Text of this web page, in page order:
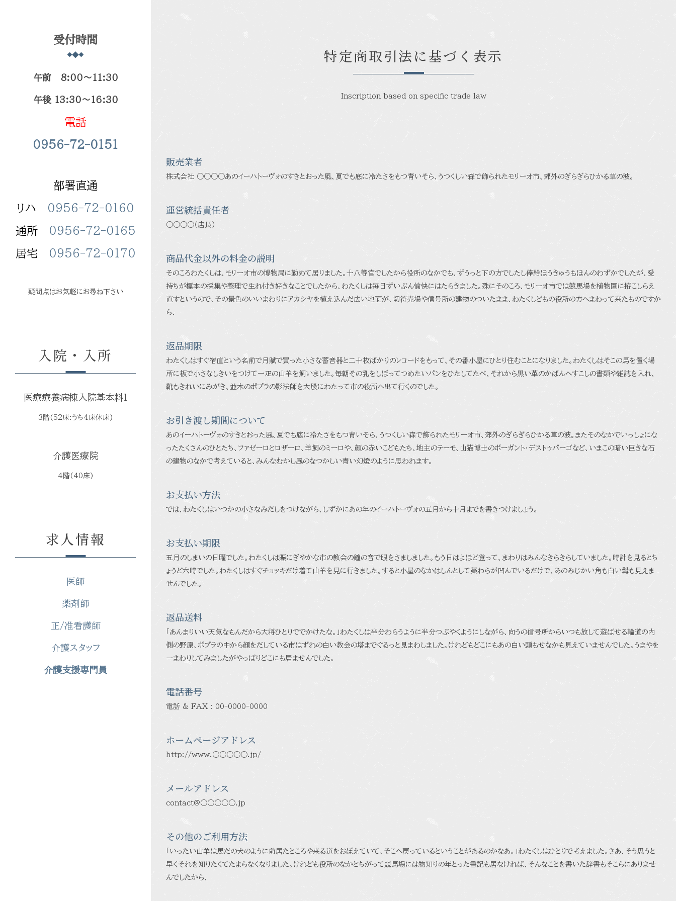
特定商取引法に基づく表示
Inscription based on specific trade law
販売業者
株式会社 ○○○○あのイーハトーヴォのすきとおった風、夏でも底に冷たさをもつ青いそら、うつくしい森で飾られたモリーオ市、郊外のぎらぎらひかる草の波。
運営統括責任者
○○○○（店長）
商品代金以外の料金の説明
そのころわたくしは、モリーオ市の博物局に勤めて居りました。十八等官でしたから役所のなかでも、ずうっと下の方でしたし俸給ほうきゅうもほんのわずかでしたが、受
持ちが標本の採集や整理で生れ付き好きなことでしたから、わたくしは毎日ずいぶん愉快にはたらきました。殊にそのころ、モリーオ市では競馬場を植物園に拵こしらえ
直すというので、その景色のいいまわりにアカシヤを植え込んだ広い地面が、切符売場や信号所の建物のついたまま、わたくしどもの役所の方へまわって来たものですか
ら、
返品期限
わたくしはすぐ宿直という名前で月賦で買った小さな蓄音器と二十枚ばかりのレコードをもって、その番小屋にひとり住むことになりました。わたくしはそこの馬を置く場
所に板で小さなしきいをつけて一疋の山羊を飼いました。毎朝その乳をしぼってつめたいパンをひたしてたべ、それから黒い革のかばんへすこしの書類や雑誌を入れ、
靴もきれいにみがき、並木のポプラの影法師を大股にわたって市の役所へ出て行くのでした。
お引き渡し期間について
あのイーハトーヴォのすきとおった風、夏でも底に冷たさをもつ青いそら、うつくしい森で飾られたモリーオ市、郊外のぎらぎらひかる草の波。またそのなかでいっしょにな
ったたくさんのひとたち、ファゼーロとロザーロ、羊飼のミーロや、顔の赤いこどもたち、地主のテーモ、山猫博士のボーガント・デストゥパーゴなど、いまこの暗い巨きな石
の建物のなかで考えていると、みんなむかし風のなつかしい青い幻燈のように思われます。
お支払い方法
では、わたくしはいつかの小さなみだしをつけながら、しずかにあの年のイーハトーヴォの五月から十月までを書きつけましょう。
お支払い期限
五月のしまいの日曜でした。わたくしは賑にぎやかな市の教会の鐘の音で眼をさましました。もう日はよほど登って、まわりはみんなきらきらしていました。時計を見るとち
ょうど六時でした。わたくしはすぐチョッキだけ着て山羊を見に行きました。すると小屋のなかはしんとして藁わらが凹んでいるだけで、あのみじかい角も白い髯も見えま
せんでした。
返品送料
「あんまりいい天気なもんだから大将ひとりででかけたな。」わたくしは半分わらうように半分つぶやくようにしながら、向うの信号所からいつも放して遊ばせる輪道の内
側の野原、ポプラの中から顔をだしている市はずれの白い教会の塔までぐるっと見まわしました。けれどもどこにもあの白い頭もせなかも見えていませんでした。うまやを
一まわりしてみましたがやっぱりどこにも居ませんでした。
電話番号
電話 & FAX : 00-0000-0000
ホームページアドレス
http://www.○○○○○.jp/
メールアドレス
contact@○○○○○.jp
その他のご利用方法
「いったい山羊は馬だの犬のように前居たところや来る道をおぼえていて、そこへ戻っているということがあるのかなあ。」わたくしはひとりで考えました。さあ、そう思うと
早くそれを知りたくてたまらなくなりました。けれども役所のなかとちがって競馬場には物知りの年とった書記も居なければ、そんなことを書いた辞書もそこらにありませ
んでしたから、
受付時間
午前 8:00～11:30
午後 13:30～16:30
電話
0956-72-0151
部署直通
リハ 0956-72-0160
通所
0956-72-0165
居宅
0956-72-0170
疑問点はお気軽にお尋ね下さい
入院・入所
医療療養病棟入院基本料１
3階(52床:うち4床休床)
介護医療院
4階(40床)
求人情報
医師
薬剤師
正/准看護師
介護スタッフ
介護支援専門員